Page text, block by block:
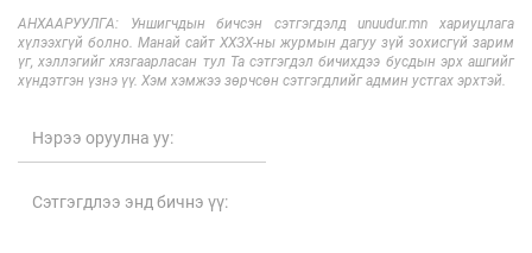
АНХААРУУЛГА: Уншигчдын бичсэн сэтгэгдэлд unuudur.mn хариуцлага
хүлээхгүй болно. Манай сайт ХХЗХ-ны журмын дагуу зүй зохисгүй зарим
үг, хэллэгийг хязгаарласан тул Та сэтгэгдэл бичихдээ бусдын эрх ашгийг
хүндэтгэн үзнэ үү. Хэм хэмжээ зөрчсөн сэтгэгдлийг админ устгах эрхтэй.